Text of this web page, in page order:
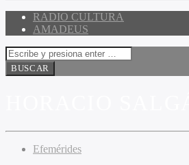
RADIO CULTURA
AMADEUS
Efemérides